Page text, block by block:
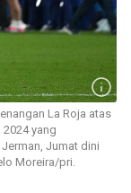
La Roja atas
yang
Jumat dini
Moreira/pri.